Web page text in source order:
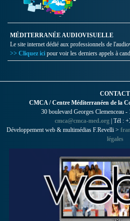
MÉDITERRANÉE AUDIOVISUELLE
Le site internet dédié aux professionnels de
>> Cliquez ici pour voir les derniers appels à
CONTACT
CMCA / Centre Méditerranéen de la
30 boulevard Georges Clemenceau
cmca@cmca-med.org | Tél :
Développement web & multimédias F.Revelli >
légales